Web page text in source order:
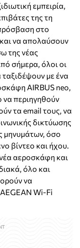
εμπειρία,
της τη
στο
να απολαύσουν
της νέας
σήμερα, όλοι οι
με ένα
AIRBUS neo,
περιηγηθούν
τα email τους, να
δικτύωσης
μηνυμάτων, όσο
βίντεο και ήχου.
αεροσκάφη και
όλο και
να
Wi-Fi